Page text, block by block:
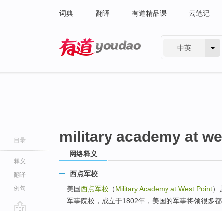
词典 翻译 有道精品课 云笔记
中英
目录
释义
翻译
例句
military academy at
网络释义
西点军校
美国西点军校 （Military Academy at West Point）
军事院校，成立于1802年，美国的军事将领很多